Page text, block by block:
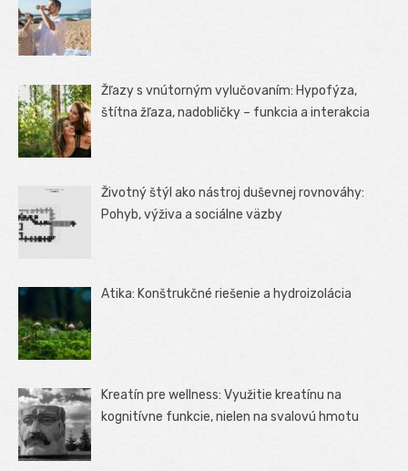
Žľazy s vnútorným vylučovaním: Hypofýza,
štítna žľaza, nadobličky – funkcia a interakcia
Životný štýl ako nástroj duševnej rovnováhy:
Pohyb, výživa a sociálne väzby
Atika: Konštrukčné riešenie a hydroizolácia
Kreatín pre wellness: Využitie kreatínu na
kognitívne funkcie, nielen na svalovú hmotu